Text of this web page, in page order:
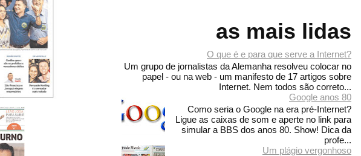
as mais lidas
O que é e para que serve a Internet?
Um grupo de jornalistas da Alemanha resolveu colocar no
papel - ou na web - um manifesto de 17 artigos sobre
Internet. Nem todos são correto...
Google anos 80
Como seria o Google na era pré-Internet?
Ligue as caixas de som e aperte no link para
simular a BBS dos anos 80. Show! Dica da
profe...
Um plágio vergonhoso